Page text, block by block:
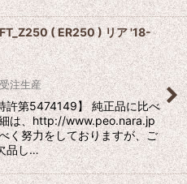
( ER250 ) リア '18-
注生産
許第5474149】 純正品に比べ
は、http://www.peo.nara.jp
く努力をしておりますが、ご
品し…